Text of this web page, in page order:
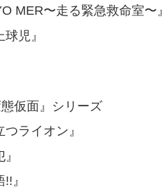
MER〜走る緊急救命室〜』
球児』
態仮面』シリーズ
つライオン』
!!』